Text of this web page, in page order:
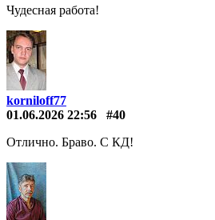
Чудесная работа!
korniloff77
01.06.2026 22:56
#40
Отлично. Браво. С КД!